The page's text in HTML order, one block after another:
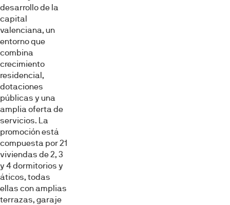
desarrollo de la
capital
valenciana, un
entorno que
combina
crecimiento
residencial,
dotaciones
públicas y una
amplia oferta de
servicios. La
promoción está
compuesta por 21
viviendas de 2, 3
y 4 dormitorios y
áticos, todas
ellas con amplias
terrazas, garaje